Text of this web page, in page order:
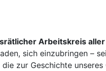
Arbeitskreis aller
sich einzubringen –
die zur Geschichte